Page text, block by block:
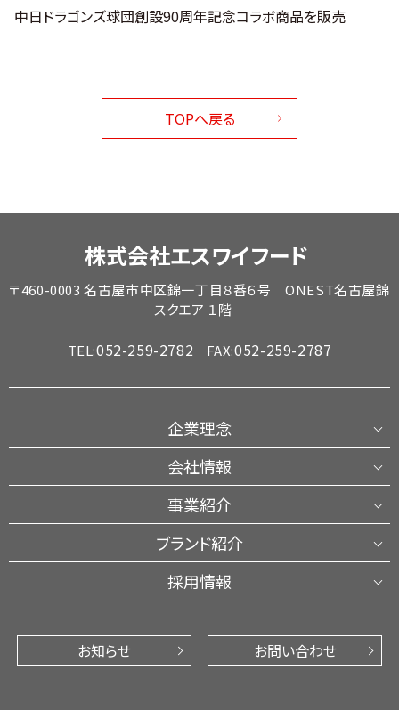
中日ドラゴンズ球団創設90周年記念コラボ商品を販売
TOPへ戻る
株式会社エスワイフード
〒460-0003 名古屋市中区錦一丁目８番６号 ONEST名古屋錦
スクエア １階
TEL:052-259-2782 FAX:052-259-2787
企業理念
会社情報
事業紹介
ブランド紹介
採用情報
お知らせ お問い合わせ